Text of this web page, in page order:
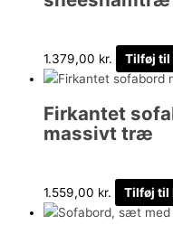
1.379,00 kr. Tilføj til
Firkantet
massivt træ
1.559,00 kr. Tilføj til